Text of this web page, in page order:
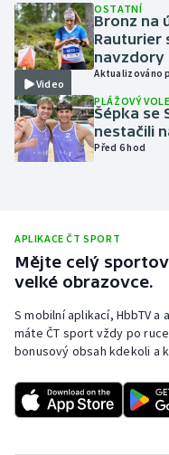
Motorsport
Olympijské hry
Parasport
Plavání
Ragby
Rychlobruslení
Rychlostní kanoistika
Short track
Sportovní střelba
Video
OSTATNÍ
Bronz na
Rauturier
navzdory
Aktualizováno
PLÁŽOVÝ
Šépka se
nestačili
Před 6 hod
APLIKACE ČT SPORT
Mějte celý
velké obrazovce.
S mobilní aplikací, HbbTV
máte ČT sport vždy po
bonusový obsah kdekoli a